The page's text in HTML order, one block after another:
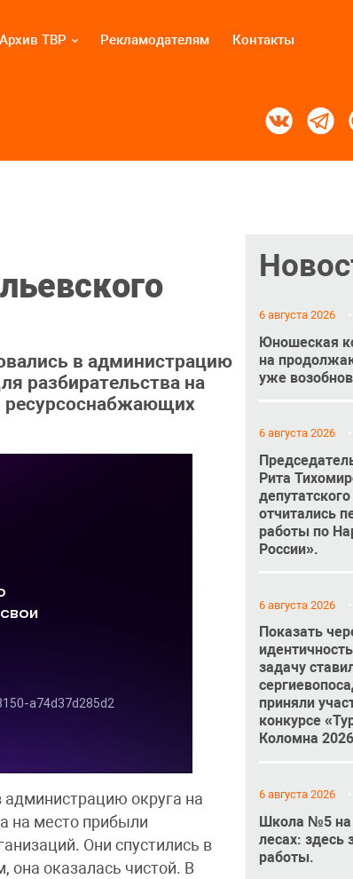
Архив ТВР Рекламодателям Контакты
в администрацию
разбирательства на
ресурсоснабжающих
округа на
на место прибыли
Они спустились в
она оказалась чистой. В
6 августа 2026
Юношеская
на
уже
6 августа 2026
Рита
отчитались
работы по
России».
6 августа 2026
Показать
задачу
приняли
конкурсе
Коломна
6 августа 2026
Школа №5 на
лесах:
работы.